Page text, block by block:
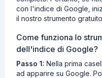
con l'indice di Google,
il nostro strumento
Come funziona lo
dell'indice di Google?
Passo 1: Nella prima
ad apparire su Google.